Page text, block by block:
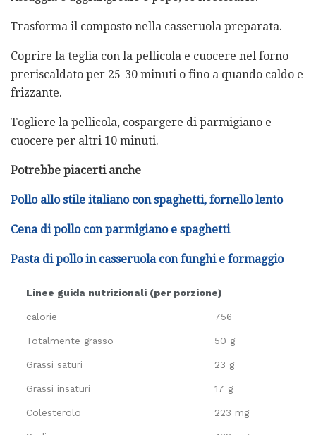
Trasforma il composto nella casseruola preparata.
Coprire la teglia con la pellicola e cuocere nel forno
preriscaldato per 25-30 minuti o fino a quando caldo e
frizzante.
Togliere la pellicola, cospargere di parmigiano e
cuocere per altri 10 minuti.
Potrebbe piacerti anche
Pollo allo stile italiano con spaghetti, fornello lento
Cena di pollo con parmigiano e spaghetti
Pasta di pollo in casseruola con funghi e formaggio
Linee guida nutrizionali (per porzione)
calorie 756
Totalmente grasso 50 g
Grassi saturi 23 g
Grassi insaturi 17 g
Colesterolo 223 mg